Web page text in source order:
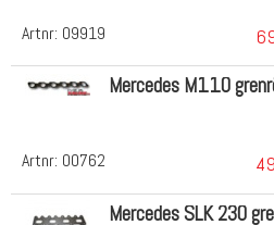
Artnr: 09919
Artnr: 00762
Mercedes M110
Mercedes SLK 230